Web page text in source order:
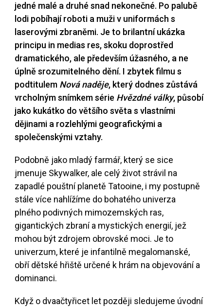
jedné malé a druhé snad nekonečné. Po palubě
lodi pobíhají roboti a muži v uniformách s
laserovými zbraněmi. Je to brilantní ukázka
principu in medias res, skoku doprostřed
dramatického, ale především úžasného, a ne
úplně srozumitelného dění. I zbytek filmu s
podtitulem Nová naděje, který dodnes zůstává
vrcholným snímkem série Hvězdné války, působí
jako kukátko do většího světa s vlastními
dějinami a rozlehlými geografickými a
společenskými vztahy.
Podobně jako mladý farmář, který se sice
jmenuje Skywalker, ale celý život strávil na
zapadlé pouštní planetě Tatooine, i my postupně
stále více nahlížíme do bohatého univerza
plného podivných mimozemských ras,
gigantických zbraní a mystických energií, jež
mohou být zdrojem obrovské moci. Je to
univerzum, které je infantilně megalomanské,
obří dětské hřiště určené k hrám na objevování a
dominanci.
Když o dvaačtyřicet let později sledujeme úvodní